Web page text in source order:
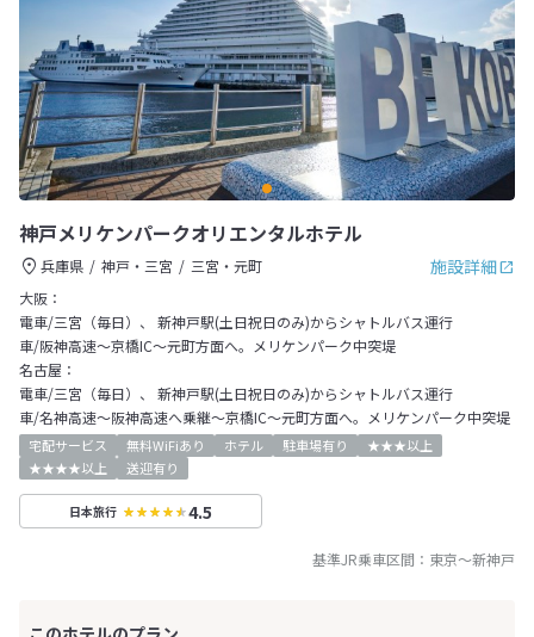
神戸メリケンパークオリエンタルホテル
施設詳細
兵庫県 神戸・三宮
三宮・元町
大阪：
電車/三宮（毎日）、 新神戸駅(土日祝日のみ)からシャトルバス運行
車/阪神高速～京橋IC～元町方面へ。メリケンパーク中突堤
名古屋：
電車/三宮（毎日）、 新神戸駅(土日祝日のみ)からシャトルバス運行
車/名神高速～阪神高速へ乗継～京橋IC～元町方面へ。メリケンパーク中突堤
宅配サービス 無料WiFiあり ホテル 駐車場有り
★★★以上
★★★★以上
送迎有り
日本旅行 4.5
基準JR乗車区間： 東京～新神戸